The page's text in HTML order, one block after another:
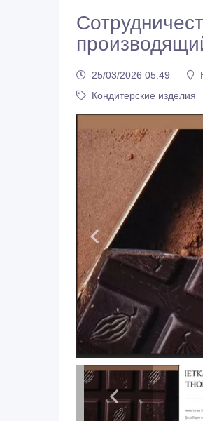
25/03/2026 05:49
Кондитерские изделия